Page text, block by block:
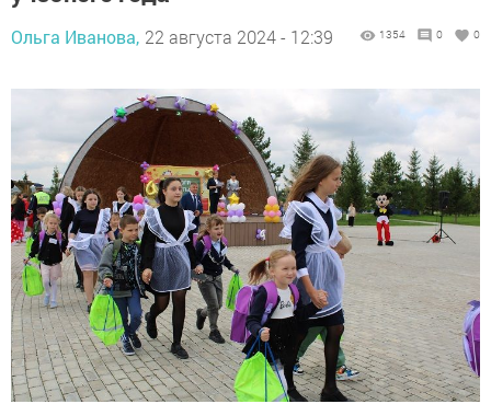
Ольга Иванова, 22 августа 2024 - 12:39 1354 0 0